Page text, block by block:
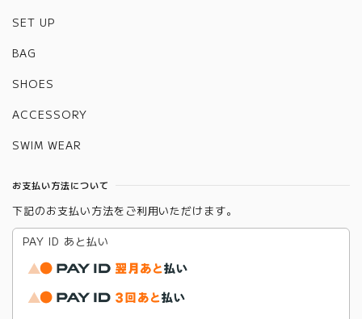
SET UP
BAG
SHOES
ACCESSORY
SWIM WEAR
お支払い方法について
下記のお支払い方法をご利用いただけます。
PAY ID あと払い